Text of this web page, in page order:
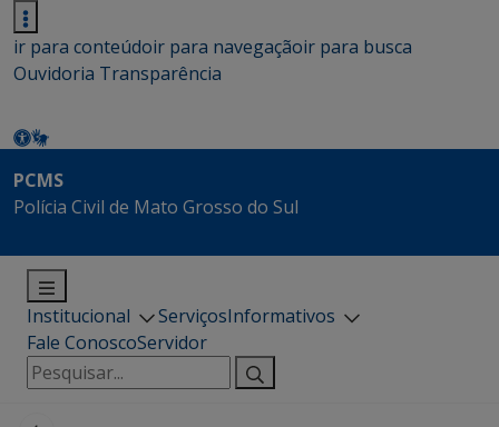
ir para conteúdoir para navegaçãoir para busca
Ouvidoria Transparência
PCMS
Polícia Civil de Mato Grosso do Sul
Institucional ServiçosInformativos
Fale ConoscoServidor
Pesquisar
por: